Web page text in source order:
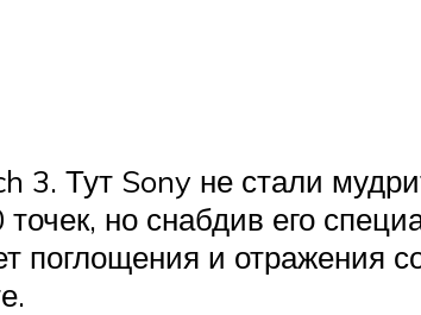
Тут Sony не стали
но снабдив его
поглощения и отражения